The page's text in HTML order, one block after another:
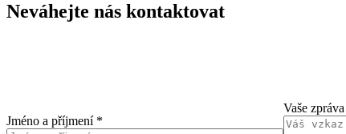
Neváhejte nás kontaktovat
Jméno a příjmení *
Vaše zpráva